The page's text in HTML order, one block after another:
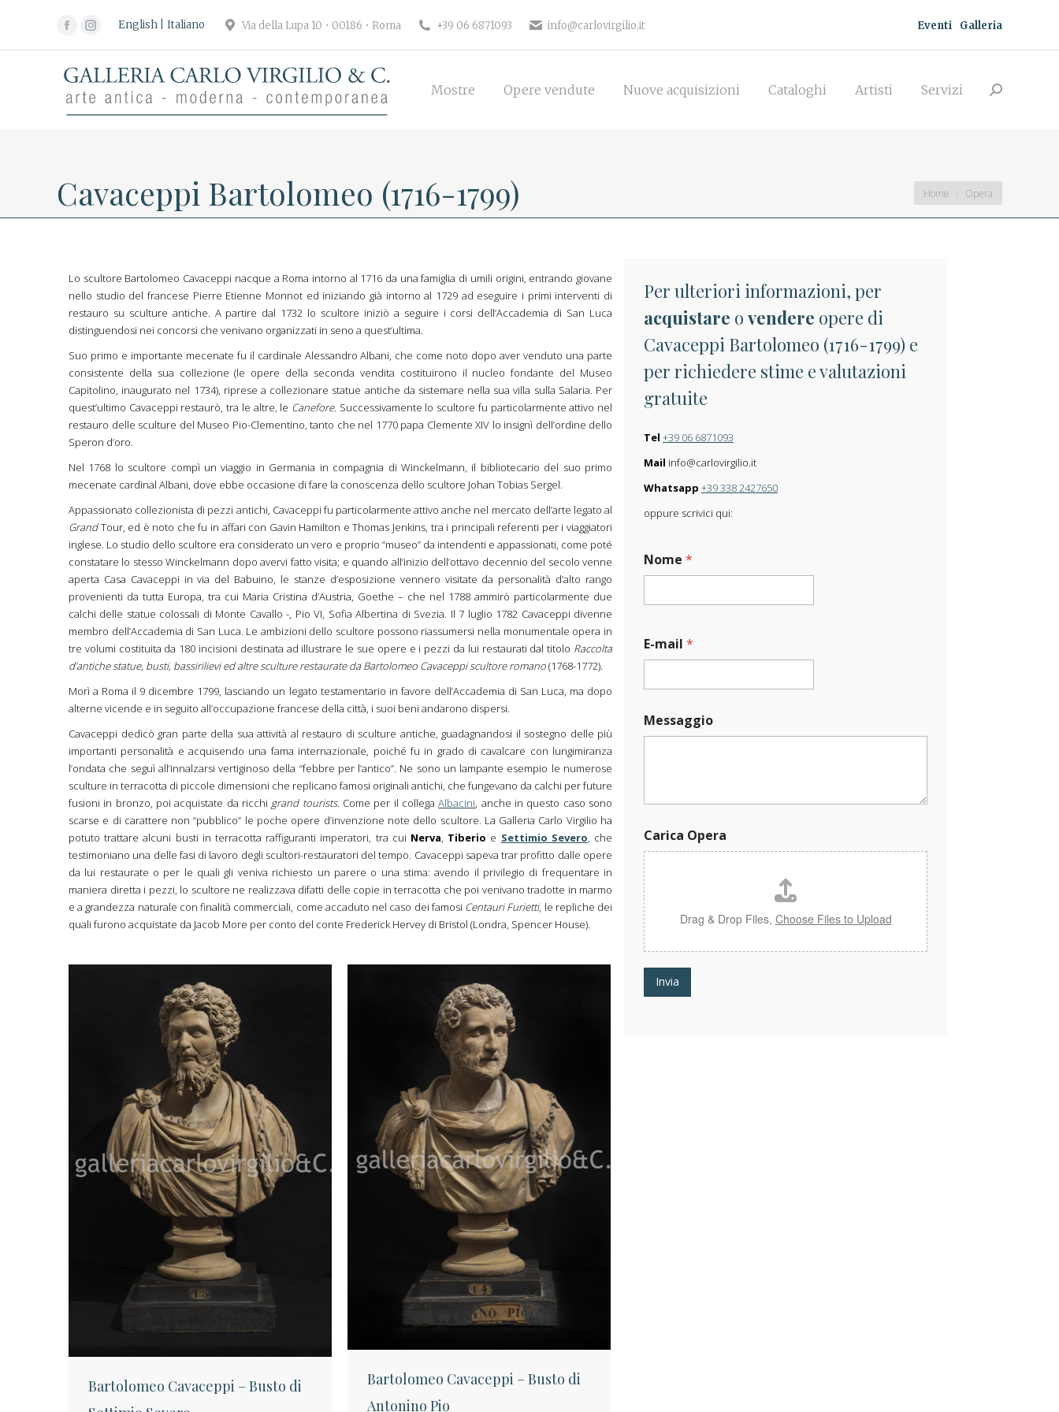
Facebook
page
opens
in
new
Instagram
page
opens
in
new
English Italiano Via della Lupa 10 • 00186 • Roma +39 06 6871093 info@carlovirgilio.it Eventi Galleria
Mostre Opere vendute Nuove acquisizioni Cataloghi Artisti Servizi Search:
Cavaceppi Bartolomeo (1716-1799) You are here:
Home Opera
Lo scultore Bartolomeo Cavaceppi nacque a Roma intorno al 1716 da una famiglia di umili origini, entrando giovane
nello studio del francese Pierre Etienne Monnot ed iniziando già intorno al 1729 ad eseguire i primi interventi di
restauro su sculture antiche. A partire dal 1732 lo scultore iniziò a seguire i corsi dell’Accademia di San Luca
distinguendosi nei concorsi che venivano organizzati in seno a quest’ultima.
Suo primo e importante mecenate fu il cardinale Alessandro Albani, che come noto dopo aver venduto una parte
consistente della sua collezione (le opere della seconda vendita costituirono il nucleo fondante del Museo
Capitolino, inaugurato nel 1734), riprese a collezionare statue antiche da sistemare nella sua villa sulla Salaria. Per
quest’ultimo Cavaceppi restaurò, tra le altre, le Canefore. Successivamente lo scultore fu particolarmente attivo nel
restauro delle sculture del Museo Pio-Clementino, tanto che nel 1770 papa Clemente XIV lo insignì dell’ordine dello
Speron d’oro.
Nel 1768 lo scultore compì un viaggio in Germania in compagnia di Winckelmann, il bibliotecario del suo primo
mecenate cardinal Albani, dove ebbe occasione di fare la conoscenza dello scultore Johan Tobias Sergel.
Appassionato collezionista di pezzi antichi, Cavaceppi fu particolarmente attivo anche nel mercato dell’arte legato al
GrandTour, ed è noto che fu in affari con Gavin Hamilton e Thomas Jenkins, tra i principali referenti per i viaggiatori
inglese. Lo studio dello scultore era considerato un vero e proprio “museo” da intendenti e appassionati, come poté
constatare lo stesso Winckelmann dopo avervi fatto visita; e quando all’inizio dell’ottavo decennio del secolo venne
aperta Casa Cavaceppi in via del Babuino, le stanze d’esposizione vennero visitate da personalità d’alto rango
provenienti da tutta Europa, tra cui Maria Cristina d’Austria, Goethe – che nel 1788 ammirò particolarmente due
calchi delle statue colossali di Monte Cavallo -, Pio VI, Sofia Albertina di Svezia. Il 7 luglio 1782 Cavaceppi divenne
membro dell’Accademia di San Luca. Le ambizioni dello scultore possono riassumersi nella monumentale opera in
tre volumi costituita da 180 incisioni destinata ad illustrare le sue opere e i pezzi da lui restaurati dal titolo Raccolta
d’antiche statue, busti, bassirilievi ed altre sculture restaurate da Bartolomeo Cavaceppi scultore romano(1768-1772).
Morì a Roma il 9 dicembre 1799, lasciando un legato testamentario in favore dell’Accademia di San Luca, ma dopo
alterne vicende e in seguito all’occupazione francese della città, i suoi beni andarono dispersi.
Cavaceppi dedicò gran parte della sua attività al restauro di sculture antiche, guadagnandosi il sostegno delle più
importanti personalità e acquisendo una fama internazionale, poiché fu in grado di cavalcare con lungimiranza
l’ondata che seguì all’innalzarsi vertiginoso della “febbre per l’antico”. Ne sono un lampante esempio le numerose
sculture in terracotta di piccole dimensioni che replicano famosi originali antichi, che fungevano da calchi per future
fusioni in bronzo, poi acquistate da ricchi grand tourists. Come per il collegaAlbacini, anche in questo caso sono
scarse e di carattere non “pubblico” le poche opere d’invenzione note dello scultore. La Galleria Carlo Virgilio ha
potuto trattare alcuni busti in terracotta raffiguranti imperatori, tra cui Nerva, Tiberio e Settimio Severo, che
testimoniano una delle fasi di lavoro degli scultori-restauratori del tempo. Cavaceppi sapeva trar profitto dalle opere
da lui restaurate o per le quali gli veniva richiesto un parere o una stima: avendo il privilegio di frequentare in
maniera diretta i pezzi, lo scultore ne realizzava difatti delle copie in terracotta che poi venivano tradotte in marmo
e a grandezza naturale con finalità commerciali, come accaduto nel caso dei famosi Centauri Furietti, le repliche dei
quali furono acquistate da Jacob More per conto del conte Frederick Hervey di Bristol (Londra, Spencer House).
Bartolomeo Cavaceppi – Busto di
Bartolomeo Cavaceppi – Busto di
Antonino Pio
Per ulteriori informazioni, per
acquistare o vendere opere di
Cavaceppi Bartolomeo (1716-1799) e
per richiedere stime e valutazioni
gratuite
Tel +39 06 6871093
Mail info@carlovirgilio.it
Whatsapp +39 338 2427650
oppure scrivici qui:
Nome *
E-mail *
M
e
i
o
*
Messaggio
Carica Opera
Drag & Drop Files, Choose Files to Upload
Invia